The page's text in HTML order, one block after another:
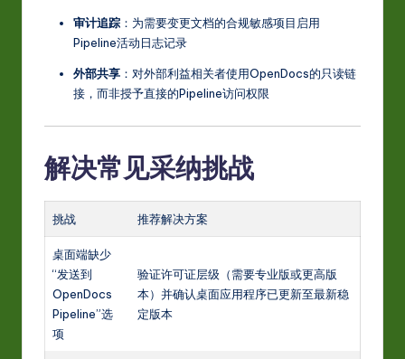
审计追踪 ：为需要变更文档的合规敏感项目启用
Pipeline活动日志记录
外部共享 ：对外部利益相关者使用OpenDocs的只读链
接，而非授予直接的Pipeline访问权限
解决常见采纳挑战
挑战 推荐解决方案
桌面端缺少
“发送到
OpenDocs
Pipeline”选
项
验证许可证层级（需要专业版或更高版
本）并确认桌面应用程序已更新至最新稳
定版本